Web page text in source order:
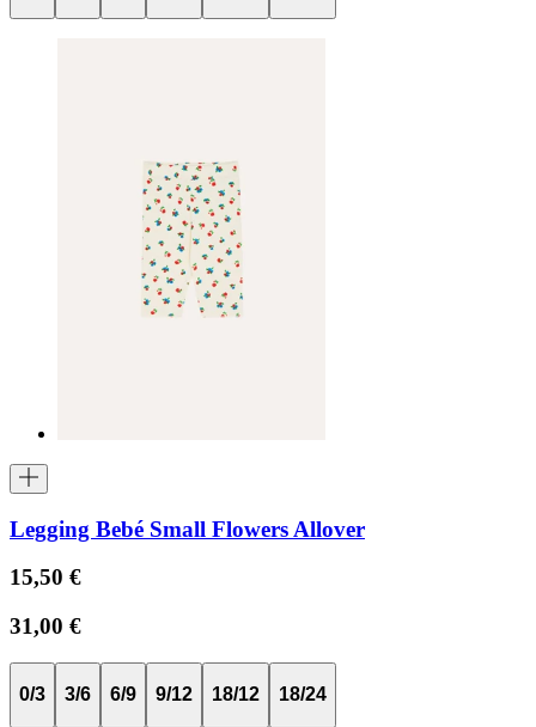
Legging Bebé Small Flowers Allover
15,50 €
31,00 €
0/3 3/6 6/9 9/12 18/12 18/24